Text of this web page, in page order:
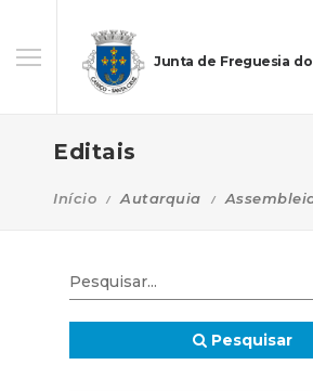
Junta de Freguesia
Editais
Início Autarquia
Pesquisar